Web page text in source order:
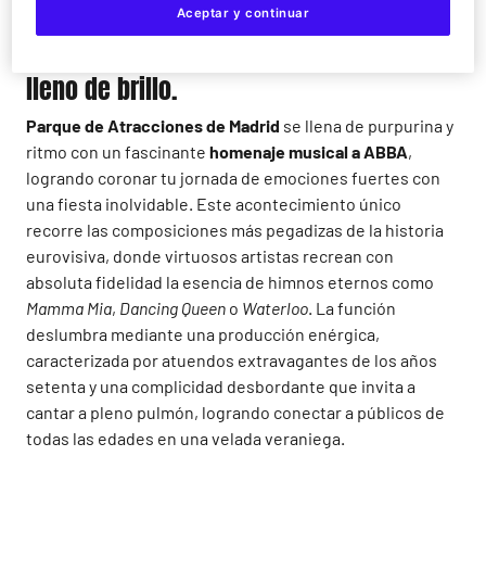
Baila en directo al ritmo de Mamma Mia,
lleno de brillo.
Parque de Atracciones de Madrid se llena de purpurina y
ritmo con un fascinante homenaje musical a ABBA,
logrando coronar tu jornada de emociones fuertes con
una fiesta inolvidable. Este acontecimiento único
recorre las composiciones más pegadizas de la historia
eurovisiva, donde virtuosos artistas recrean con
absoluta fidelidad la esencia de himnos eternos como
Mamma Mia, Dancing Queen o Waterloo. La función
deslumbra mediante una producción enérgica,
caracterizada por atuendos extravagantes de los años
setenta y una complicidad desbordante que invita a
cantar a pleno pulmón, logrando conectar a públicos de
todas las edades en una velada veraniega.
Aceptar y continuar